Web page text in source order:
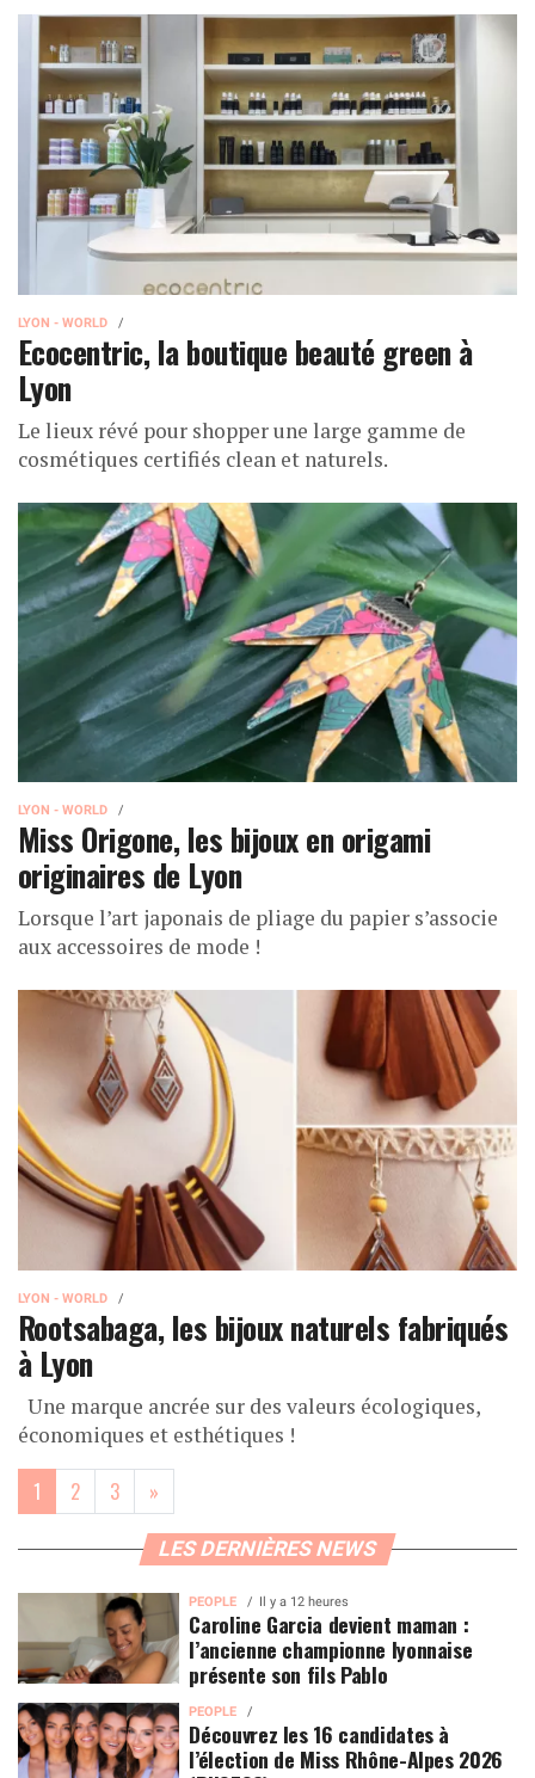
LYON - WORLD
Ecocentric, la boutique beauté green à
Lyon
Le lieux révé pour shopper une large gamme de
cosmétiques certifiés clean et naturels.
LYON - WORLD
Miss Origone, les bijoux en origami
originaires de Lyon
Lorsque l’art japonais de pliage du papier s’associe
aux accessoires de mode !
LYON - WORLD
Rootsabaga, les bijoux naturels fabriqués
à Lyon
Une marque ancrée sur des valeurs écologiques,
économiques et esthétiques !
1 (current)
2 3 »
LES DERNIÈRES NEWS
PEOPLE Il y a 12 heures
Caroline Garcia devient maman :
l’ancienne championne lyonnaise
présente son fils Pablo
PEOPLE
Découvrez les 16 candidates à
l’élection de Miss Rhône-Alpes 2026